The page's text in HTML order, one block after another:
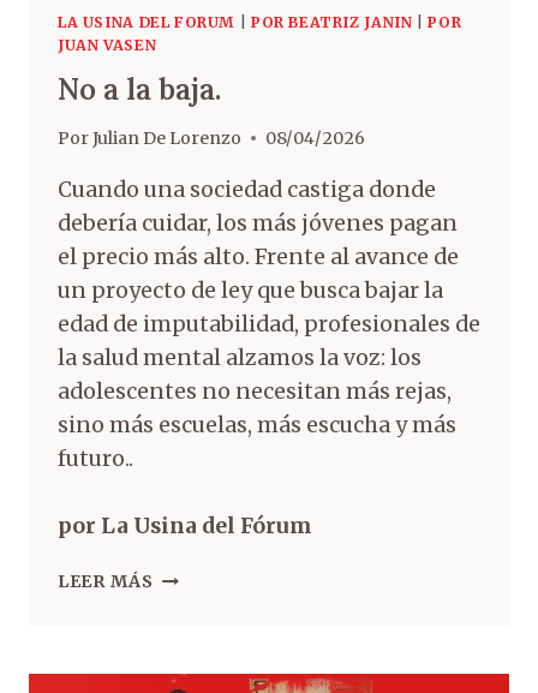
LA USINA DEL FORUM POR BEATRIZ JANIN |POR
JUAN VASEN
No a la baja.
PorJulian De Lorenzo 08/04/2026
Cuando una sociedad castiga donde
debería cuidar, los más jóvenes pagan
el precio más alto. Frente al avance de
un proyecto de ley que busca bajar la
edad de imputabilidad, profesionales de
la salud mental alzamos la voz: los
adolescentes no necesitan más rejas,
sino más escuelas, más escucha y más
futuro..
por La Usina del Fórum
LEER MÁS